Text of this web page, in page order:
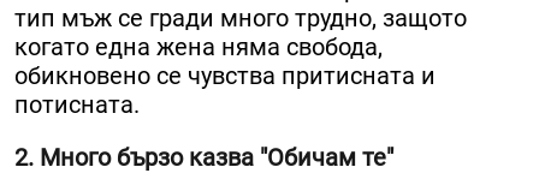
тип мъж се гради много трудно, защото
когато една жена няма свобода,
обикновено се чувства притисната и
потисната.
2. Много бързо казва "Обичам те"